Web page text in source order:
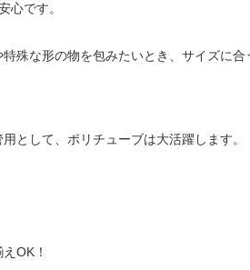
心です。
殊な形の物を包みたいとき、サイズに
として、ポリチューブは大活躍します。
OK！